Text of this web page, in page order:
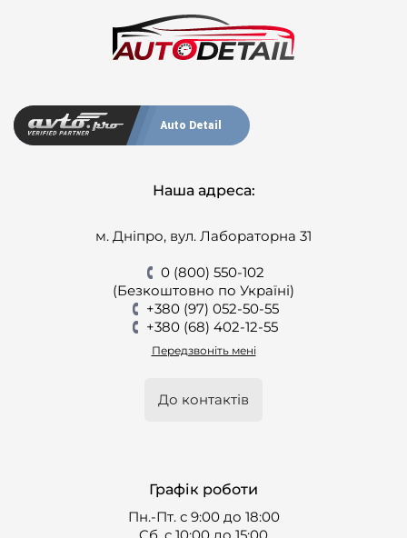
Auto Detail
Наша адреса:
м. Дніпро, вул. Лабораторна 31
0 (800) 550-102
(Безкоштовно по Україні)
+380 (97) 052-50-55
+380 (68) 402-12-55
Передзвоніть мені
До контактів
Графік роботи
Пн.-Пт. с 9:00 до 18:00